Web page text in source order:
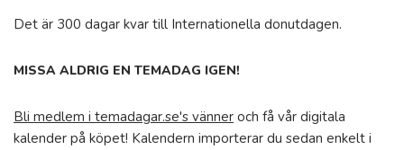
Det är 300 dagar kvar till Internationella donutdagen.
MISSA ALDRIG EN TEMADAG IGEN!
Bli medlem i temadagar.se's vänner och få vår digitala
kalender på köpet! Kalendern importerar du sedan enkelt i